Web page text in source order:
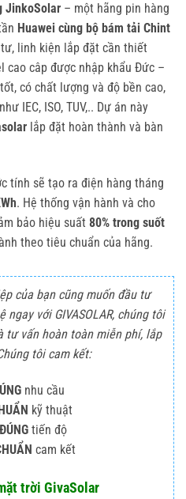
JinkoSolar – một hãng pin hàng
Huawei cùng bộ bám tải Chint
linh kiện lắp đặt cần thiết
cao câp được nhập khẩu Đức –
có chất lượng và độ bền cao,
IEC, ISO, TUV,.. Dự án này
lắp đặt hoàn thành và bàn
tính sẽ tạo ra điện hàng tháng
. Hệ thống vận hành và cho
bảo hiệu suất 80% trong suốt
theo tiêu chuẩn của hãng.
của bạn cũng muốn đầu tư
với GIVASOLAR, chúng tôi
tư vấn hoàn toàn miễn phí, lắp
tôi cam kết:
nhu cầu
kỹ thuật
ĐÚNGtiến độ
cam kết
trời GivaSolar